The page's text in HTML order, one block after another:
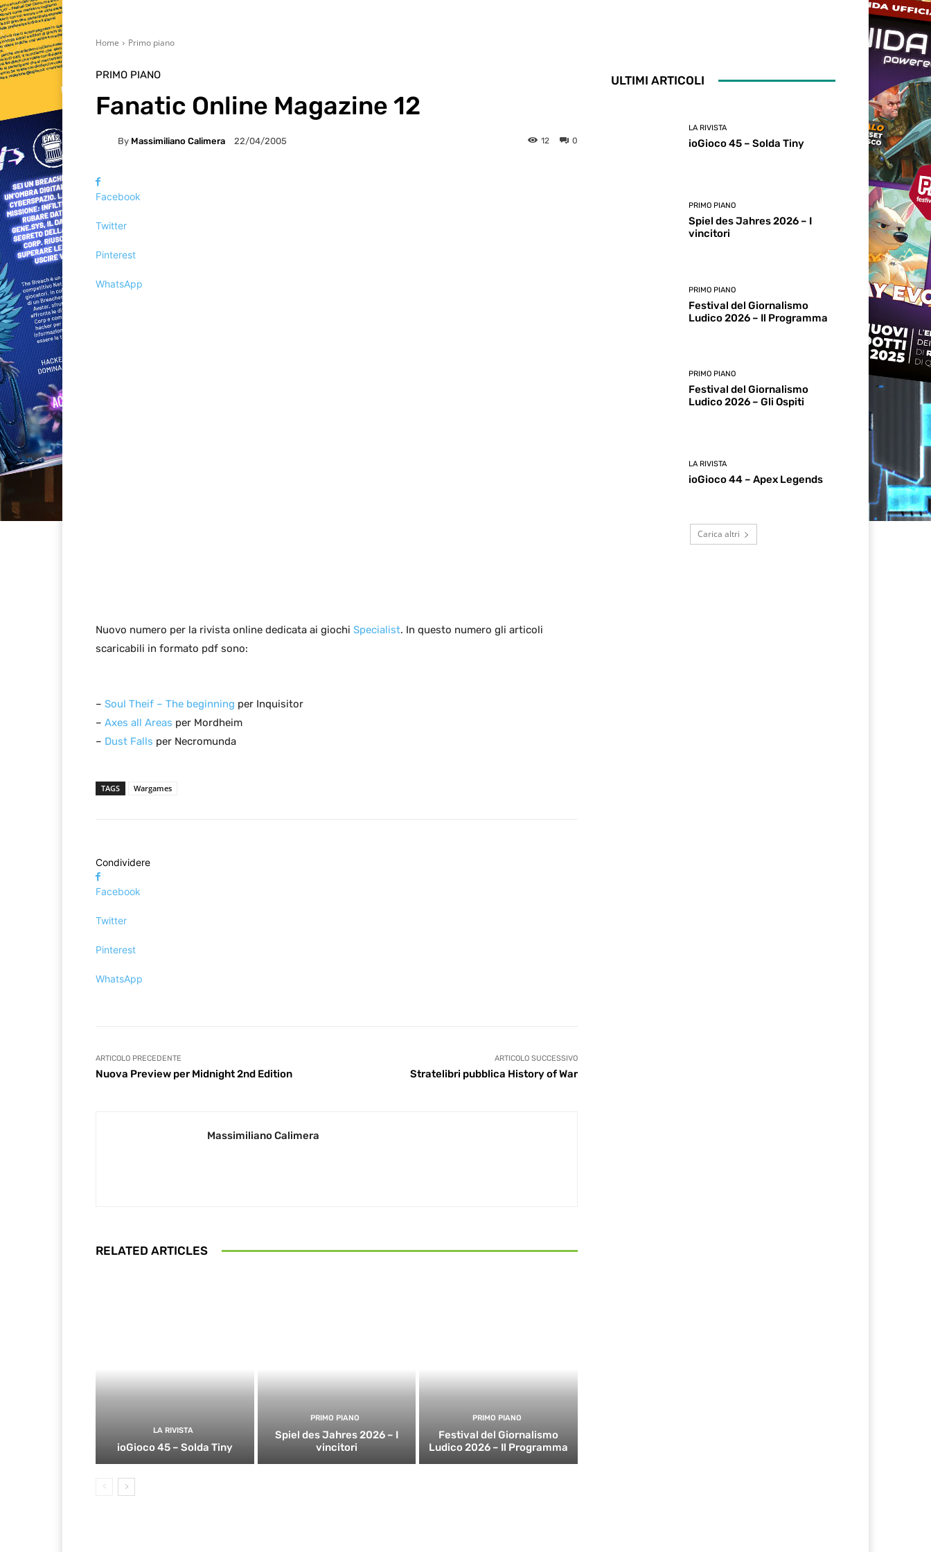
Home Primo piano
PRIMO PIANO
Fanatic Online Magazine 12
By Massimiliano Calimera 22/04/2005 0
12
Facebook
Twitter
Pinterest
WhatsApp
Nuovo numero per la rivista online dedicata ai giochi Specialist. In questo numero gli articoli
scaricabili in formato pdf sono:
– Soul Theif – The beginning per Inquisitor
– Axes all Areas per Mordheim
– Dust Falls per Necromunda
TAGS Wargames
Condividere
Facebook
Twitter
Pinterest
WhatsApp
ARTICOLO PRECEDENTE
Nuova Preview per Midnight 2nd Edition
ARTICOLO SUCCESSIVO
Stratelibri pubblica History of War
Massimiliano Calimera
RELATED ARTICLES
LA RIVISTA
ioGioco 45 – Solda Tiny
PRIMO PIANO
Spiel des Jahres 2026 – I
vincitori
PRIMO PIANO
Festival del Giornalismo
Ludico 2026 – Il Programma
ULTIMI ARTICOLI
LA RIVISTA
ioGioco 45 – Solda Tiny
PRIMO PIANO
Spiel des Jahres 2026 – I
vincitori
PRIMO PIANO
Festival del Giornalismo
Ludico 2026 – Il Programma
PRIMO PIANO
Festival del Giornalismo
Ludico 2026 – Gli Ospiti
LA RIVISTA
ioGioco 44 – Apex Legends
Carica altri